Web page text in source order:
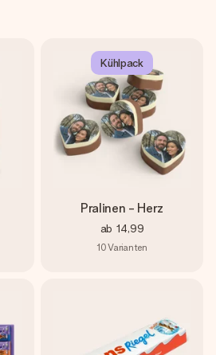
Kühlpack
Pralinen - Herz
ab 14,99
10Varianten